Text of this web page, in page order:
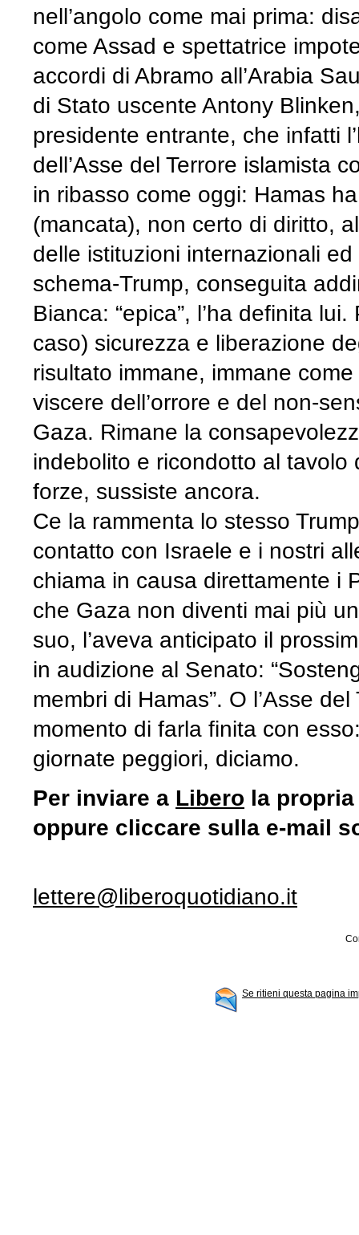
nell’angolo come mai prima:
come Assad e spettatrice
accordi di Abramo all’Arabia
di Stato uscente Antony
presidente entrante, che infatti
dell’Asse del Terrore islamista
in ribasso come oggi: Hamas
(mancata), non certo di diritto,
delle istituzioni internazionali
schema-Trump, conseguita
Bianca: “epica”, l’ha definita
caso) sicurezza e liberazione
risultato immane, immane
viscere dell’orrore e del non-
Gaza. Rimane la
indebolito e ricondotto al tavolo
forze, sussiste ancora.
Ce la rammenta lo stesso
contatto con Israele e i nostri
chiama in causa direttamente i
che Gaza non diventi mai più
suo, l’aveva anticipato il
in audizione al Senato:
membri di Hamas”. O l’Asse
momento di farla finita con
giornate peggiori, diciamo.
Per inviare a Libero la
oppure cliccare sulla e-mail
lettere@liberoquotidiano.it
Se ritieni questa pagina